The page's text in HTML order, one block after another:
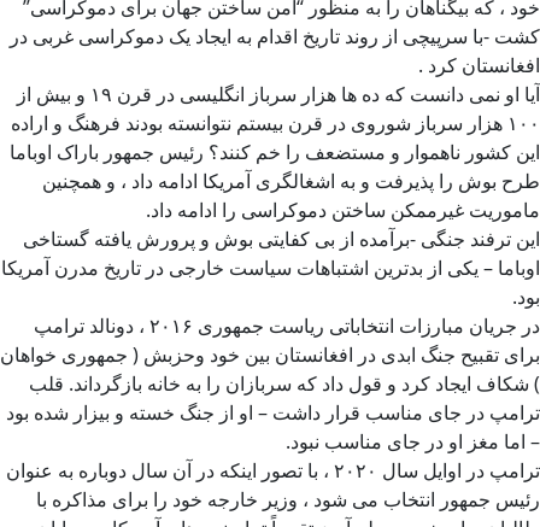
خود ، که بیگناهان را به منظور “امن ساختن جهان برای دموکراسی”
کشت -با سرپیچی از روند تاریخ اقدام به ایجاد یک دموکراسی غربی در
افغانستان کرد .
آیا او نمی دانست که ده ها هزار سرباز انگلیسی در قرن ۱۹ و بیش از
۱۰۰ هزار سرباز شوروی در قرن بیستم نتوانسته بودند فرهنگ و اراده
این کشور ناهموار و مستضعف را خم کنند؟ رئیس جمهور باراک اوباما
طرح بوش را پذیرفت و به اشغالگری آمریکا ادامه داد ، و همچنین
ماموریت غیرممکن ساختن دموکراسی را ادامه داد.
این ترفند جنگی -برآمده از بی کفایتی بوش و پرورش یافته گستاخی
اوباما – یکی از بدترین اشتباهات سیاست خارجی در تاریخ مدرن آمریکا
بود.
در جریان مبارزات انتخاباتی ریاست جمهوری ۲۰۱۶ ، دونالد ترامپ
برای تقبیح جنگ ابدی در افغانستان بین خود وحزبش ( جمهوری خواهان
) شکاف ایجاد کرد و قول داد که سربازان را به خانه بازگرداند. قلب
ترامپ در جای مناسب قرار داشت – او از جنگ خسته و بیزار شده بود
– اما مغز او در جای مناسب نبود.
ترامپ در اوایل سال ۲۰۲۰ ، با تصور اینکه در آن سال دوباره به عنوان
رئیس جمهور انتخاب می شود ، وزیر خارجه خود را برای مذاکره با